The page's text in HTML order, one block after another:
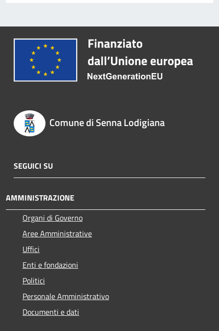
Comune di Senna Lodigiana
SEGUICI SU
AMMINISTRAZIONE
Organi di Governo
Aree Amministrative
Uffici
Enti e fondazioni
Politici
Personale Amministrativo
Documenti e dati